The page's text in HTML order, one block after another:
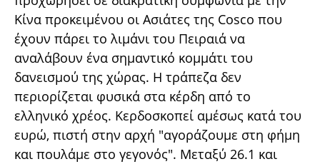
Κίνα προκειμένου οι Ασιάτες της Cosco που
έχουν πάρει το λιμάνι του Πειραιά να
αναλάβουν ένα σημαντικό κομμάτι του
δανεισμού της χώρας. Η τράπεζα δεν
περιορίζεται φυσικά στα κέρδη από το
ελληνικό χρέος. Κερδοσκοπεί αμέσως κατά του
ευρώ, πιστή στην αρχή "αγοράζουμε στη φήμη
και πουλάμε στο γεγονός". Μεταξύ 26.1 και